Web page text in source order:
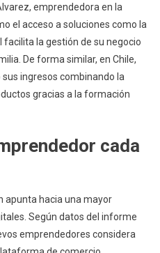
emprendedora en la
el acceso a soluciones como la
la gestión de su negocio
De forma similar, en Chile,
ingresos combinando la
gracias a la formación
cada
apunta hacia una mayor
Según datos del informe
emprendedores considera